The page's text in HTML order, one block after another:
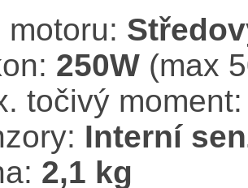
motoru:
250W (max
točivý
Interní
2,1 kg